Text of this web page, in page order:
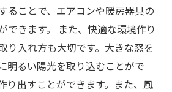
ることで、エアコンや暖房器具の
できます。 また、快適な環境作り
り入れ方も大切です。大きな窓を
明るい陽光を取り込むことがで
り出すことができます。また、風